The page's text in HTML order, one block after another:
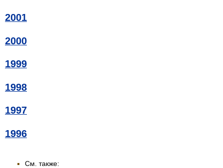
2001
2000
1999
1998
1997
1996
См. также: